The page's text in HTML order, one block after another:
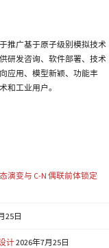
推广基于原子级别模拟技术
研发咨询、软件部署、技术
应用、模型新颖、功能丰
和工业用户。
演变与 C-N 偶联前体锁定
25日
计2026年7月25日